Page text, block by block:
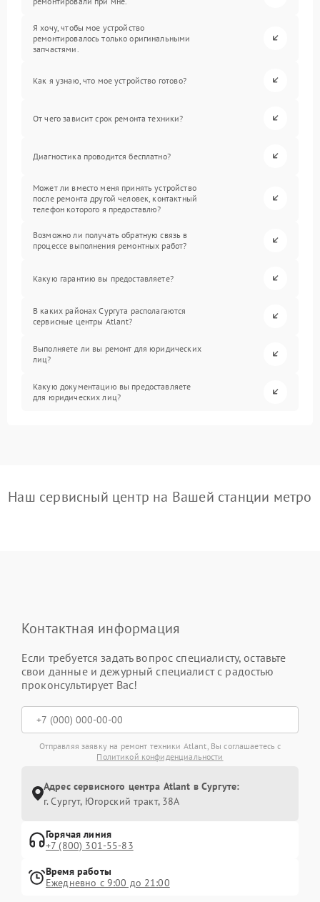
Я хочу, чтобы мое устройство
ремонтировалось только оригинальными
запчастями.
Как я узнаю, что мое устройство готово?
От чего зависит срок ремонта техники?
Диагностика проводится бесплатно?
Может ли вместо меня принять устройство
после ремонта другой человек, контактный
телефон которого я предоставлю?
Возможно ли получать обратную связь в
процессе выполнения ремонтных работ?
Какую гарантию вы предоставляете?
В каких районах Сургута располагаются
сервисные центры Atlant?
Выполняете ли вы ремонт для юридических
лиц?
Какую документацию вы предоставляете
для юридических лиц?
Наш сервисный центр на Вашей станции метро
Контактная информация
Если требуется задать вопрос специалисту, оставьте
свои данные и дежурный специалист с радостью
проконсультирует Вас!
Отправляя заявку на ремонт техники Atlant, Вы соглашаетесь с
Политикой конфиденциальности
Адрес сервисного центра Atlant в Сургуте:
г. Сургут, Югорский тракт, 38А
Горячая линия
+7 (800) 301-55-83
Время работы
Ежедневно с 9:00 до 21:00